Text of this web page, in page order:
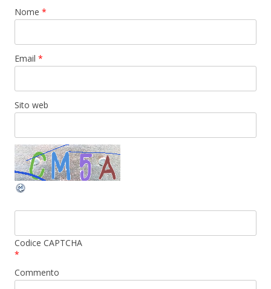
Nome *
Email *
Sito web
Codice CAPTCHA
*
Commento